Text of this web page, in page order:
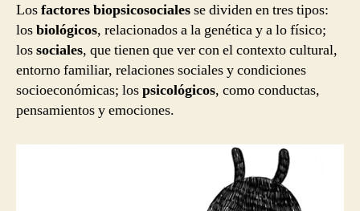
Losfactores biopsicosocialesse dividen en tres tipos:
losbiológicos, relacionados a la genética y a lo físico;
lossociales, que tienen que ver con el contexto cultural,
entorno familiar, relaciones sociales y condiciones
socioeconómicas; lospsicológicos, como conductas,
pensamientos y emociones.